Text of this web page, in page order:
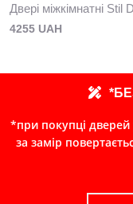
Двері міжкімнатні
4255 UAH
*при покупці дверей
за замір